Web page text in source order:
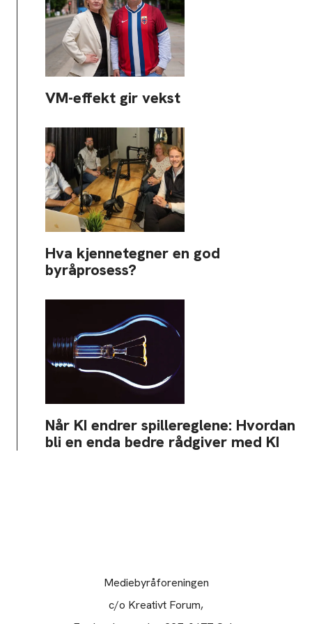
VM-effekt gir vekst
Hva kjennetegner en god
byråprosess?
Når KI endrer spillereglene: Hvordan
bli en enda bedre rådgiver med KI
Mediebyråforeningen
c/o Kreativt Forum,